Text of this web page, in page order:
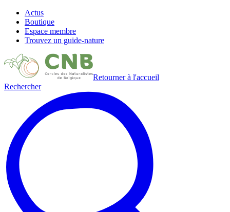
Actus
Boutique
Espace membre
Trouvez un guide-nature
Retourner à l'accueil
Rechercher